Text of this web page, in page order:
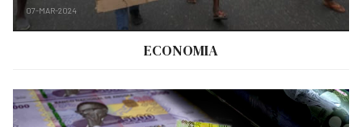
07-MAR-2024
ECONOMIA